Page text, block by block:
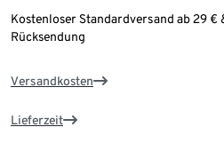
Kostenloser Standardversand ab 29 €
Rücksendung
Versandkosten
Lieferzeit